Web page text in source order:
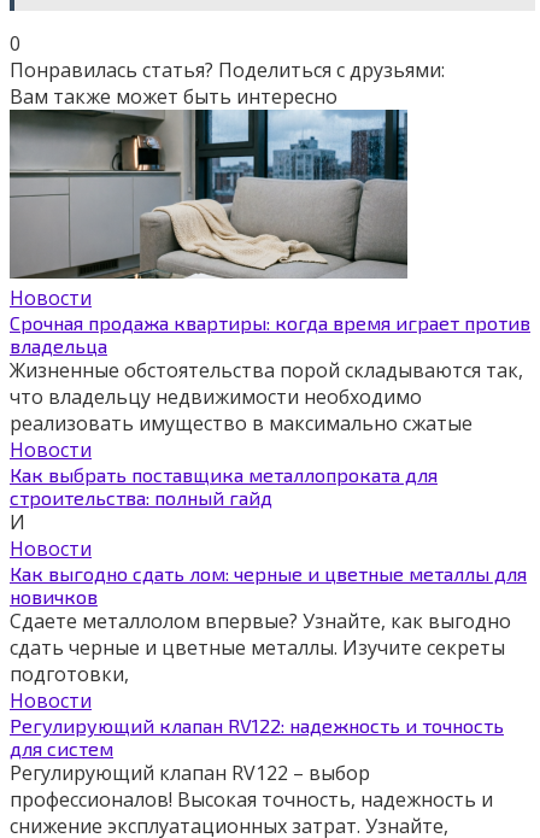
0
Понравилась статья? Поделиться с друзьями:
Вам также может быть интересно
Новости
Срочная продажа квартиры: когда время играет против
владельца
Жизненные обстоятельства порой складываются так,
что владельцу недвижимости необходимо
реализовать имущество в максимально сжатые
Новости
Как выбрать поставщика металлопроката для
строительства: полный гайд
И
Новости
Как выгодно сдать лом: черные и цветные металлы для
новичков
Сдаете металлолом впервые? Узнайте, как выгодно
сдать черные и цветные металлы. Изучите секреты
подготовки,
Новости
Регулирующий клапан RV122: надежность и точность
для систем
Регулирующий клапан RV122 – выбор
профессионалов! Высокая точность, надежность и
снижение эксплуатационных затрат. Узнайте,